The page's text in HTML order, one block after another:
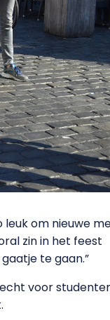
leuk om nieuwe
zin in het feest
te gaan.”
voor